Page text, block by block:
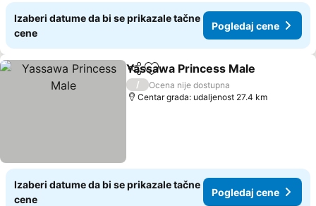
Izaberi datume da bi se prikazale tačne
cene
Pogledaj cene
Deli Dodati u favorite
Yassawa Princess Male
/
Ocena nije dostupna
Centar grada: udaljenost 27.4 km
Izaberi datume da bi se prikazale tačne
cene
Pogledaj cene